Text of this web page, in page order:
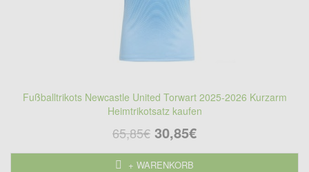
Fußballtrikots Newcastle United Torwart 2025-2026 Kurzarm
Heimtrikotsatz kaufen
65,85€ 30,85€
+ WARENKORB